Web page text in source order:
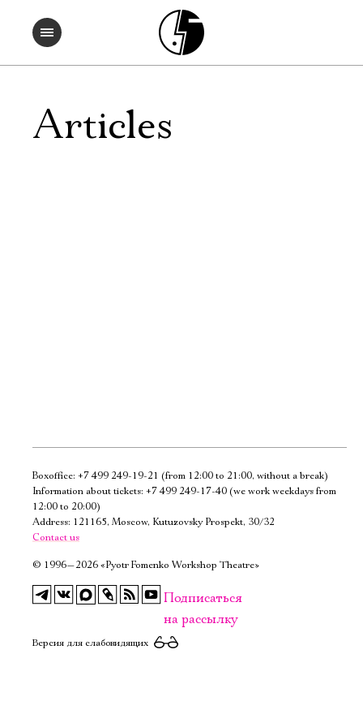
Articles
Boxoffice: +7 499 249-19-21 (from 12:00 to 21:00, without a break)
Information about tickets: +7 499 249-17-40 (we work weekdays from
12:00 to 20:00)
Address: 121165, Moscow, Kutuzovsky Prospekt, 30/32
Contact us
© 1996—2026 «Pyotr Fomenko Workshop Theatre»
Подписаться
на рассылку
Версия для слабовидящих
Электропочта
Ознакомиться